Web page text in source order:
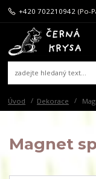
+420 702210942 (Po-
Úvod Dekorace
Magnet